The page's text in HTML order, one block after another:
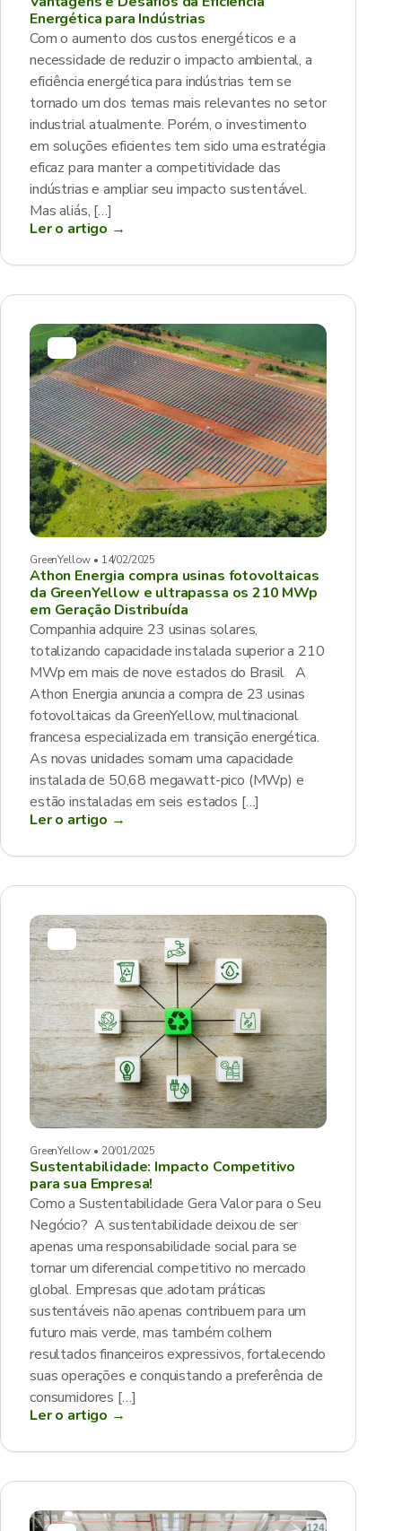
Energética para Indústrias
Com o aumento dos custos energéticos e a
necessidade de reduzir o impacto ambiental, a
eficiência energética para indústrias tem se
tornado um dos temas mais relevantes no setor
industrial atualmente. Porém, o investimento
em soluções eficientes tem sido uma estratégia
eficaz para manter a competitividade das
indústrias e ampliar seu impacto sustentável.
Mas aliás, […]
Ler o artigo →
GreenYellow • 14/02/2025
Athon Energia compra usinas fotovoltaicas
da GreenYellow e ultrapassa os 210 MWp
em Geração Distribuída
Companhia adquire 23 usinas solares,
totalizando capacidade instalada superior a 210
MWp em mais de nove estados do Brasil A
Athon Energia anuncia a compra de 23 usinas
fotovoltaicas da GreenYellow, multinacional
francesa especializada em transição energética.
As novas unidades somam uma capacidade
instalada de 50,68 megawatt-pico (MWp) e
estão instaladas em seis estados […]
Ler o artigo →
GreenYellow • 20/01/2025
Sustentabilidade: Impacto Competitivo
para sua Empresa!
Como a Sustentabilidade Gera Valor para o Seu
Negócio? A sustentabilidade deixou de ser
apenas uma responsabilidade social para se
tornar um diferencial competitivo no mercado
global. Empresas que adotam práticas
sustentáveis não apenas contribuem para um
futuro mais verde, mas também colhem
resultados financeiros expressivos, fortalecendo
suas operações e conquistando a preferência de
consumidores […]
Ler o artigo →